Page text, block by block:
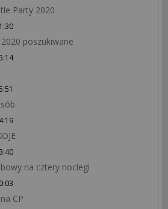
Party 2020
poszukiwane
na cztery noclegi
CP